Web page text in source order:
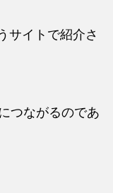
サイトで紹介さ
つながるのであ